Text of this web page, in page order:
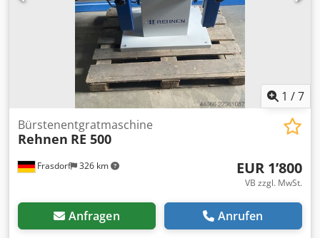
1 /7
Frasdorf 326 km
Bürstenentgratmaschine
Rehnen RE 500
EUR 1’800
VB zzgl. MwSt.
Anfragen Anrufen